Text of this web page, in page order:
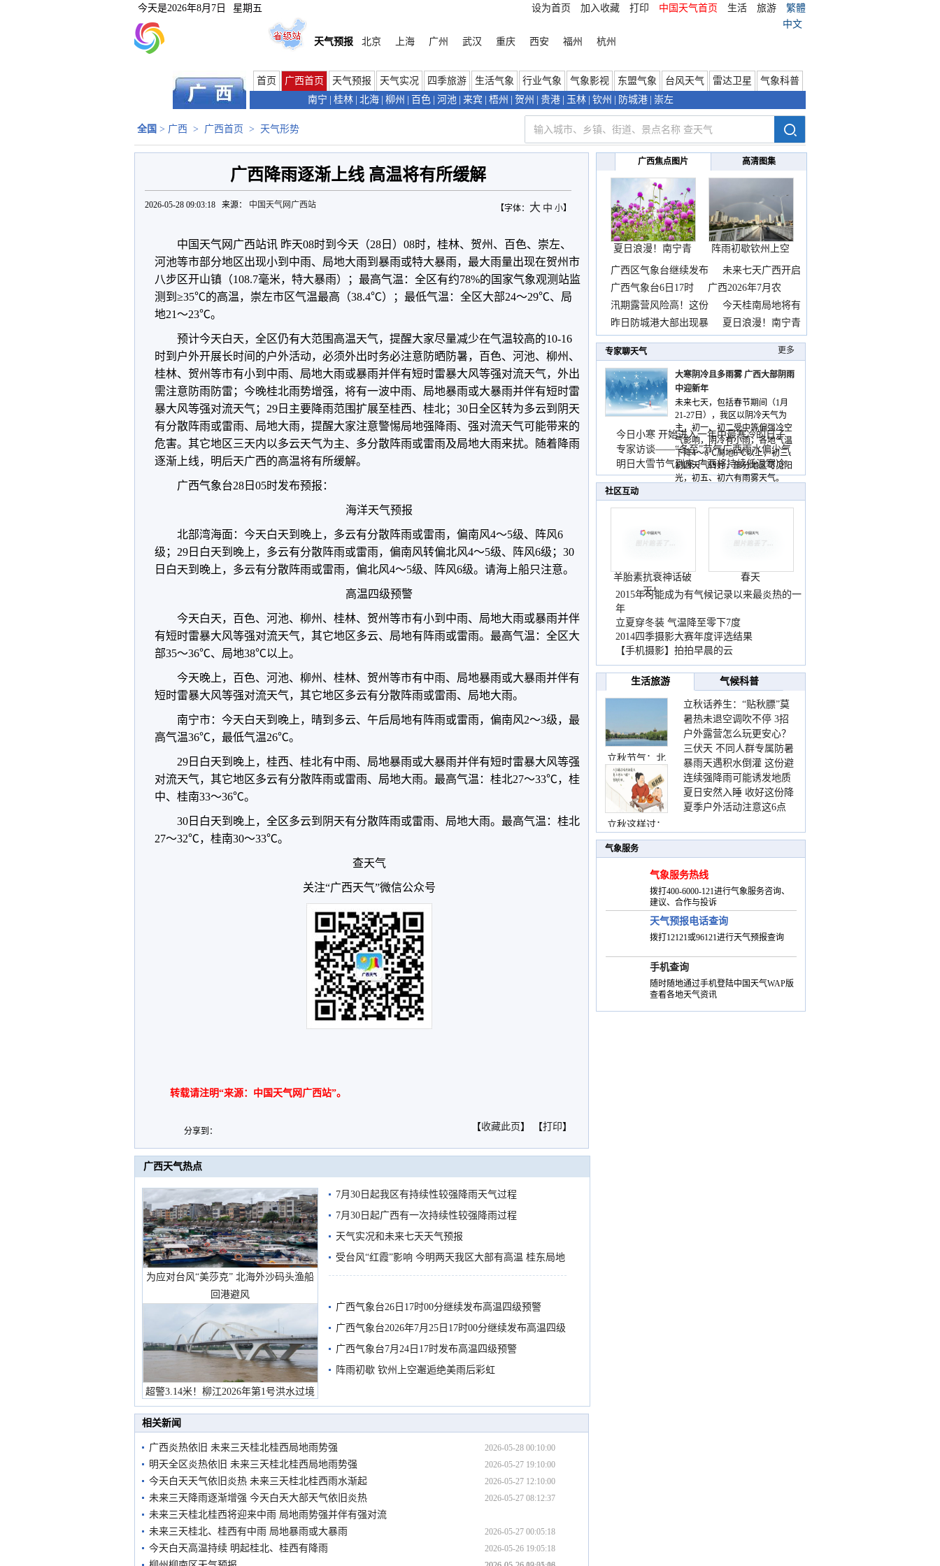
今天是2026年8月7日 星期五 设为首页 加入收藏 打印 中国天气首页 生活 旅游
繁體
中文
天气预报
北京 上海 广州 武汉 重庆 西安 福州 杭州
首页 广西首页 天气预报 天气实况 四季旅游 生活气象 行业气象 气象影视 东盟气象 台风天气 雷达卫星
气象科普
南宁
桂林 北海 柳州 百色 河池 来宾 梧州 贺州 贵港 玉林 钦州 防城港 崇左
全国 > 广西 > 广西首页 > 天气形势
广西降雨逐渐上线 高温将有所缓解
【字体： 大 中 小】
2026-05-28 09:03:18 来源： 中国天气网广西站
中国天气网广西站讯 昨天08时到今天（28日）08时，桂林、贺州、百色、崇左、
河池等市部分地区出现小到中雨、局地大雨到暴雨或特大暴雨，最大雨量出现在贺州市
八步区开山镇（108.7毫米，特大暴雨）；最高气温：全区有约78%的国家气象观测站监
测到≥35℃的高温，崇左市区气温最高（38.4℃）；最低气温：全区大部24～29℃、局
地21～23℃。
预计今天白天，全区仍有大范围高温天气，提醒大家尽量减少在气温较高的10-16
时到户外开展长时间的户外活动，必须外出时务必注意防晒防暑，百色、河池、柳州、
桂林、贺州等市有小到中雨、局地大雨或暴雨并伴有短时雷暴大风等强对流天气，外出
需注意防雨防雷；今晚桂北雨势增强，将有一波中雨、局地暴雨或大暴雨并伴有短时雷
暴大风等强对流天气；29日主要降雨范围扩展至桂西、桂北；30日全区转为多云到阴天
有分散阵雨或雷雨、局地大雨，提醒大家注意警惕局地强降雨、强对流天气可能带来的
危害。其它地区三天内以多云天气为主、多分散阵雨或雷雨及局地大雨来扰。随着降雨
逐渐上线，明后天广西的高温将有所缓解。
广西气象台28日05时发布预报：
海洋天气预报
北部湾海面：今天白天到晚上，多云有分散阵雨或雷雨，偏南风4～5级、阵风6
级；29日白天到晚上，多云有分散阵雨或雷雨，偏南风转偏北风4～5级、阵风6级；30
日白天到晚上，多云有分散阵雨或雷雨，偏北风4～5级、阵风6级。请海上船只注意。
高温四级预警
今天白天，百色、河池、柳州、桂林、贺州等市有小到中雨、局地大雨或暴雨并伴
有短时雷暴大风等强对流天气，其它地区多云、局地有阵雨或雷雨。最高气温：全区大
部35～36℃、局地38℃以上。
今天晚上，百色、河池、柳州、桂林、贺州等市有中雨、局地暴雨或大暴雨并伴有
短时雷暴大风等强对流天气，其它地区多云有分散阵雨或雷雨、局地大雨。
南宁市：今天白天到晚上，晴到多云、午后局地有阵雨或雷雨，偏南风2～3级，最
高气温36℃，最低气温26℃。
29日白天到晚上，桂西、桂北有中雨、局地暴雨或大暴雨并伴有短时雷暴大风等强
对流天气，其它地区多云有分散阵雨或雷雨、局地大雨。最高气温：桂北27～33℃，桂
中、桂南33～36℃。
30日白天到晚上，全区多云到阴天有分散阵雨或雷雨、局地大雨。最高气温：桂北
27～32℃，桂南30～33℃。
查天气
关注“广西天气”微信公众号
转载请注明“来源：中国天气网广西站”。
分享到： 【收藏此页 】 【打印】
广西天气热点
为应对台风“美莎克” 北海外沙码头渔船
回港避风
超警3.14米！柳江2026年第1号洪水过境
市民在堤岸见证汛况
7月30日起我区有持续性较强降雨天气过程
7月30日起广西有一次持续性较强降雨过程
天气实况和未来七天天气预报
受台风“红霞”影响 今明两天我区大部有高温 桂东局地
有较强降雨
广西气象台26日17时00分继续发布高温四级预警
广西气象台2026年7月25日17时00分继续发布高温四级
预警
广西气象台7月24日17时发布高温四级预警
阵雨初歇 钦州上空邂逅绝美雨后彩虹
相关新闻
广西炎热依旧 未来三天桂北桂西局地雨势强 2026-05-28 00:10:00
明天全区炎热依旧 未来三天桂北桂西局地雨势强 2026-05-27 19:10:00
今天白天天气依旧炎热 未来三天桂北桂西雨水渐起 2026-05-27 12:10:00
未来三天降雨逐渐增强 今天白天大部天气依旧炎热 2026-05-27 08:12:37
未来三天桂北桂西将迎来中雨 局地雨势强并伴有强对流
2026-05-27 00:05:18
未来三天桂北、桂西有中雨 局地暴雨或大暴雨
2026-05-26 19:05:18
今天白天高温持续 明起桂北、桂西有降雨
广西焦点图片 高清图集
夏日浪漫！南宁青
秀山
阵雨初歇钦州上空
邂逅
广西区气象台继续发布
未来七天广西开启
晴热
广西气象台6日17时
广西2026年7月农
汛期露营风险高！这份
今天桂南局地将有
暴雨
昨日防城港大部出现暴
夏日浪漫！南宁青
秀山
专家聊天气 更多
大寒阴冷且多雨雾 广西大部阴雨
中迎新年
未来七天，包括春节期间（1月
21-27日），我区以阴冷天气为
主，初一、初二受中等偏强冷空
气影响，阴冷有小雨，各地气温
下降4～6℃局地8℃以上，初三、
初四天气转好，部分地区可见阳
光，初五、初六有雨雾天气。
今日小寒 开始进入一年中最寒冷的日子
专家访谈——“冬至”节气广西雨水偏少气
温低
明日大雪节气到来 广西将持续低温寒冷
天气
社区互动
羊胎素抗衰神话破
灭！
春天
2015年可能成为有气候记录以来最炎热的一
年
立夏穿冬装 气温降至零下7度
2014四季摄影大赛年度评选结果
【手机摄影】拍拍早晨的云
生活旅游 气候科普
立秋节气：北
立秋这样过：
立秋话养生：“贴秋膘”莫
着急 先清暑再防燥
暑热未退空调吹不停 3招
护住肩颈不酸痛
户外露营怎么玩更安心？
这份攻略请收好
三伏天 不同人群专属防暑
要点请收好
暴雨天遇积水倒灌 这份避
险提示请收好
连续强降雨可能诱发地质
灾害 这些前兆要知道
夏日安然入睡 收好这份降
温小贴士
夏季户外活动注意这6点
气象服务
气象服务热线
拨打400-6000-121进行气象服务咨询、
建议、合作与投诉
天气预报电话查询
拨打12121或96121进行天气预报查询
手机查询
随时随地通过手机登陆中国天气WAP版
查看各地天气资讯